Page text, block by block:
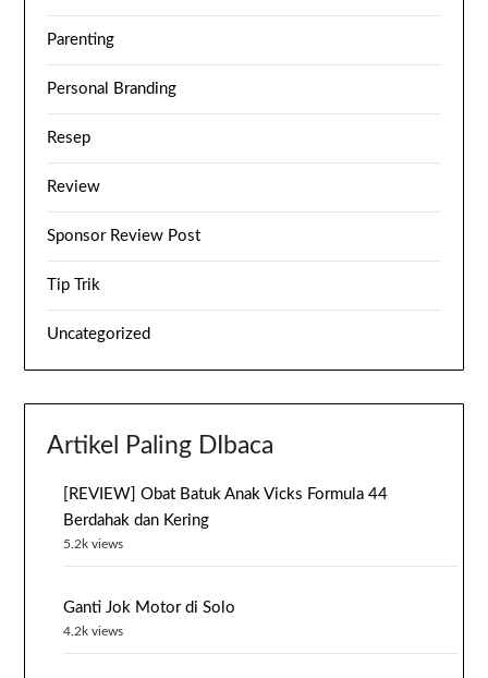
Parenting
Personal Branding
Resep
Review
Sponsor Review Post
Tip Trik
Uncategorized
Artikel Paling DIbaca
[REVIEW] Obat Batuk Anak Vicks Formula 44
Berdahak dan Kering
5.2k views
Ganti Jok Motor di Solo
4.2k views